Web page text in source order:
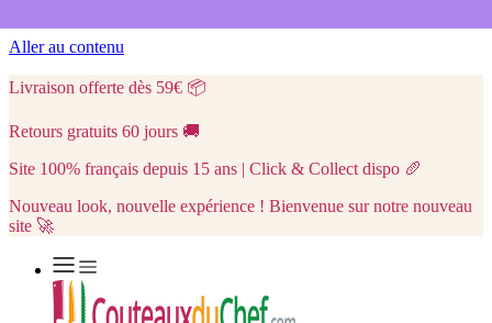
Aller au contenu
Livraison offerte dès 59€ 📦
Retours gratuits 60 jours 🚚
Site 100% français depuis 15 ans | Click & Collect dispo 🥖
Nouveau look, nouvelle expérience ! Bienvenue sur notre nouveau
site 🚀